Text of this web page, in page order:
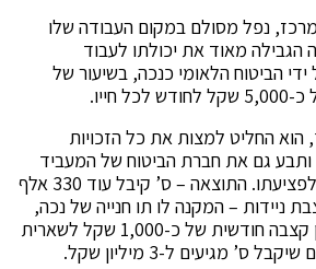
מאזור המרכז, נפל מסולם במקום העבודה שלו
מאוד את יכולתו לעבוד
הביטוח הלאומי כנכה, בשיעור של
החליט למצות את כל הזכויות
ותבע גם את חברת הביטוח של המעביד
על הרשלנות שהובילה לפציעתו. התוצאה – ס’ קיבל עוד 330 אלף
ניידות – המקנה לו תו חנייה של נכה,
הנחות ברכישת רכב וכן קצבה חודשית של כ-1,000 שקל לשארית
ס’ מגיעים ל-3 מיליון שקל.